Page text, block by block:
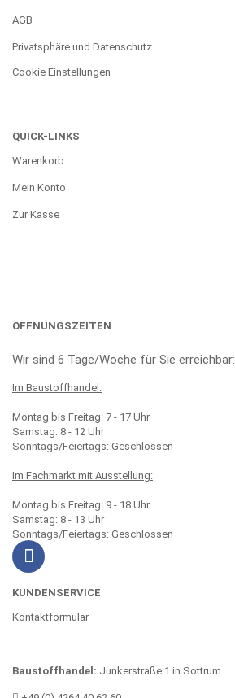
AGB
Privatsphäre und Datenschutz
Cookie Einstellungen
QUICK-LINKS
Warenkorb
Mein Konto
Zur Kasse
ÖFFNUNGSZEITEN
Wir sind 6 Tage/Woche für Sie erreichbar:
Im Baustoffhandel:
Montag bis Freitag: 7 - 17 Uhr
Samstag: 8 - 12 Uhr
Sonntags/Feiertags: Geschlossen
Im Fachmarkt mit Ausstellung:
Montag bis Freitag: 9 - 18 Uhr
Samstag: 8 - 13 Uhr
Sonntags/Feiertags: Geschlossen
KUNDENSERVICE
Kontaktformular
Baustoffhandel: Junkerstraße 1 in Sottrum